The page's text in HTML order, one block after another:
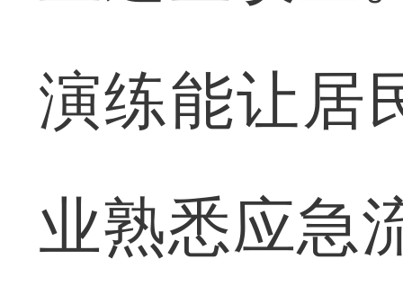
演练能让居
业熟悉应急